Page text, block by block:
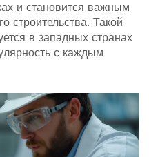
и становится важным
строительства. Такой
в западных странах
с каждым